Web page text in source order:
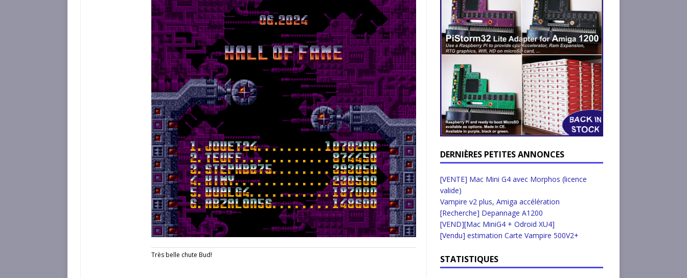
Très belle chute Bud!
DERNIÈRES PETITES ANNONCES
[VENTE] Mac Mini G4 avec Morphos (licence
valide)
Vampire v2 plus, Amiga accélération
[Recherche] Depannage A1200
[VEND][Mac MiniG4 + Odroid XU4]
[Vendu] estimation Carte Vampire 500V2+
STATISTIQUES